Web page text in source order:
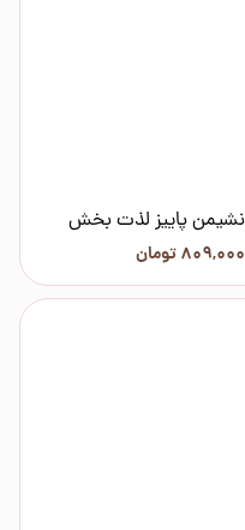
نشیمن پاییز لذت بخش
۸۰۹,۰۰۰ تومان